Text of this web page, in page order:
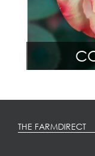
THE FARMDIRECT